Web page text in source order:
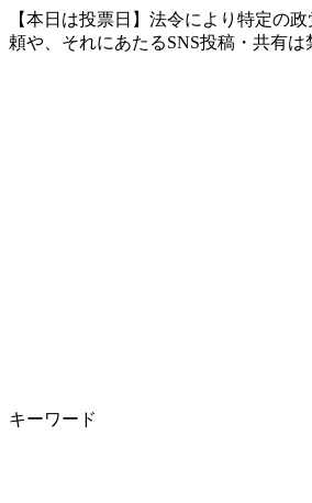
【本日は投票日】法令により特定の
頼や、それにあたるSNS投稿・共有は
キーワード